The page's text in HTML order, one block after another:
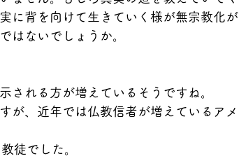
に背を向けて生きていく様が無宗教化が
はないでしょうか。
される方が増えているそうですね。
が、近年では仏教信者が増えているアメ
徒でした。